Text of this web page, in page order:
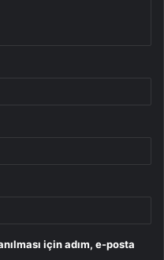
için adım, e-posta